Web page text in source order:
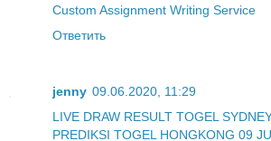
Custom Assignment Writing Service
Ответить
jenny 09.06.2020, 11:29
LIVE DRAW RESULT TOGEL
PREDIKSI TOGEL HONGKONG 09